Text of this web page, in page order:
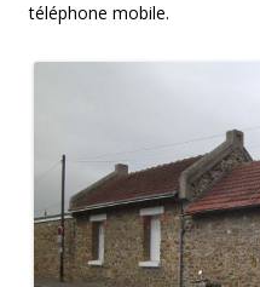
téléphone mobile.